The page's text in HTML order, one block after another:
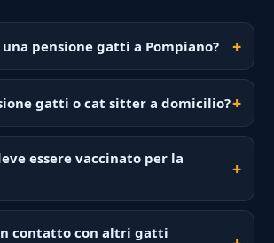
pensione gatti a Pompiano?
gatti o cat sitter a domicilio?
essere vaccinato per la
contatto con altri gatti